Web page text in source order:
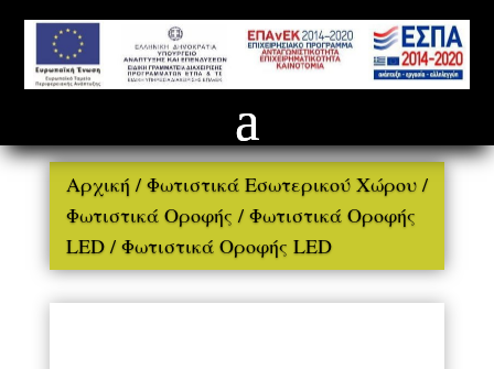
Αρχική / Φωτιστικά Εσωτερικού Χώρου/
Φωτιστικά Οροφής / Φωτιστικά Οροφής
LED/ Φωτιστικά Οροφής LED